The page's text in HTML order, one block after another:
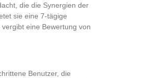
die die Synergien der
sie eine 7-tägige
eine Bewertung von
Benutzer, die